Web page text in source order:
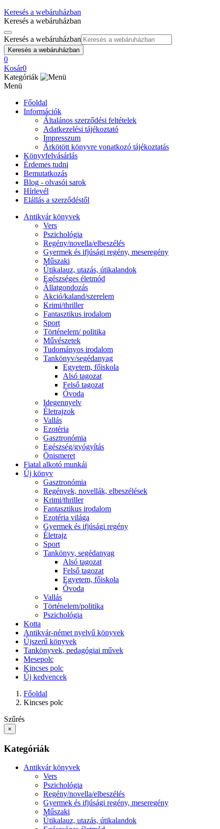
Keresés a webáruházban
Keresés a webáruházban
Keresés a webáruházban
Keresés a webáruházban
0
Kosár0
Kategóriák
Menü
Főoldal
Információk
Általános szerződési feltételek
Adatkezelési tájékoztató
Impresszum
Árkötött könyvre vonatkozó tájékoztatás
Könyvfelvásárlás
Érdemes tudni
Bemutatkozás
Blog - olvasói sarok
Hírlevél
Elállás a szerződéstől
Antikvár könyvek
Vers
Pszichológia
Regény/novella/elbeszélés
Gyermek és ifjúsági regény, meseregény
Műszaki
Útikalauz, utazás, útikalandok
Egészséges életmód
Állatgondozás
Akció/kaland/szerelem
Krimi/thriller
Fantasztikus irodalom
Sport
Történelem/ politika
Művészetek
Tudományos irodalom
Tankönyv/segédanyag
Egyetem, főiskola
Alsó tagozat
Felső tagozat
Óvoda
Idegennyelv
Életrajzok
Vallás
Ezotéria
Gasztronómia
Egészség/gyógyítás
Önismeret
Fiatal alkotó munkái
Új könyv
Gasztronómia
Regények, novellák, elbeszélések
Krimi/thriller
Fantasztikus irodalom
Ezotéria világa
Gyermek és ifjúsági regény
Életrajz
Sport
Tankönyv, segédanyag
Alsó tagozat
Felső tagozat
Egyetem, főiskola
Óvoda
Vallás
Történelem/politika
Pszichológia
Kotta
Antikvár-német nyelvű könyvek
Újszerű könyvek
Tankönyvek, pedagógiai művek
Mesepolc
Kincses polc
Új kedvencek
Főoldal
Kincses polc
Szűrés
×
Kategóriák
Antikvár könyvek
Vers
Pszichológia
Regény/novella/elbeszélés
Gyermek és ifjúsági regény, meseregény
Műszaki
Útikalauz, utazás, útikalandok